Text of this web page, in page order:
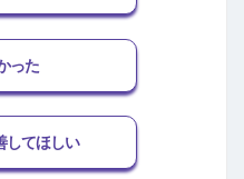
った
してほしい